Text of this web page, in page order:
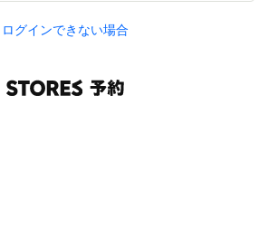
ログインできない場合